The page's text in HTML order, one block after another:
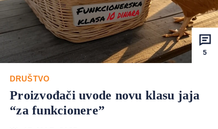
5
DRUŠTVO
Proizvođači uvode novu klasu jaja
“za funkcionere”